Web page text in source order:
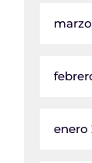
enero